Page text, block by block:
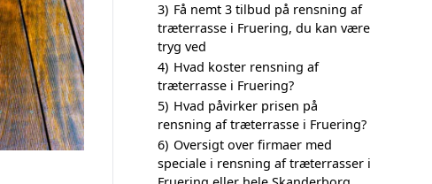
3) Få nemt 3 tilbud på rensning af
træterrasse i Fruering, du kan være
tryg ved
4) Hvad koster rensning af
træterrasse i Fruering?
5) Hvad påvirker prisen på
rensning af træterrasse i Fruering?
6) Oversigt over firmaer med
speciale i rensning af træterrasser i